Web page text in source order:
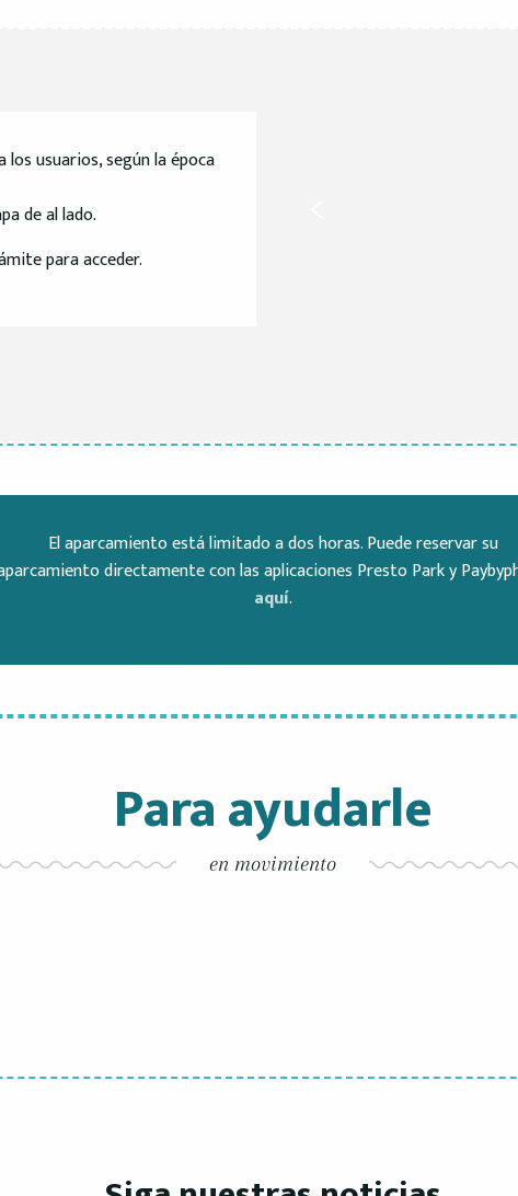
usuarios, según la época
de al lado.
para acceder.
El aparcamiento está limitado a dos horas. Puede reservar su
directamente con las aplicaciones Presto Park y
aquí.
Para ayudarle
en movimiento